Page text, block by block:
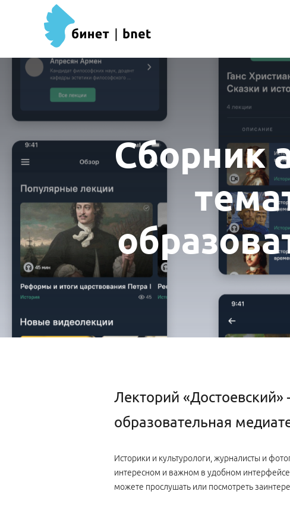
Сборник
Лекторий
образовательная
Историки и культурологи, журналисты и
интересном и важном в удобном
можете прослушать или посмотреть